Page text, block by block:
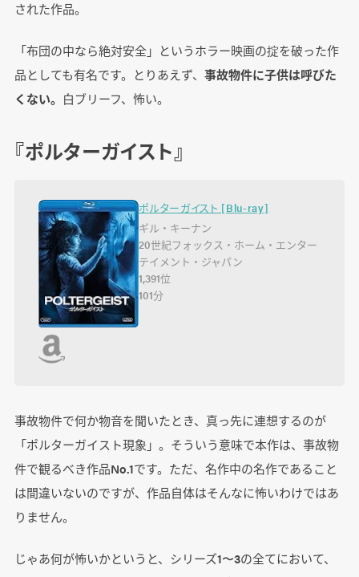
された作品。
「布団の中なら絶対安全」というホラー映画の掟を破った作
品としても有名です。とりあえず、 事故物件に子供は呼びた
くない。 白ブリーフ、怖い。
『ポルターガイスト』
ポルターガイスト [Blu-ray]
ギル・キーナン
20世紀フォックス・ホーム・エンター
テイメント・ジャパン
1,391位
101分
事故物件で何か物音を聞いたとき、真っ先に連想するのが
「ポルターガイスト現象」。そういう意味で本作は、事故物
件で観るべき作品No.1です。ただ、名作中の名作であること
は間違いないのですが、作品自体はそんなに怖いわけではあ
りません。
じゃあ何が怖いかというと、シリーズ1〜3の全てにおいて、